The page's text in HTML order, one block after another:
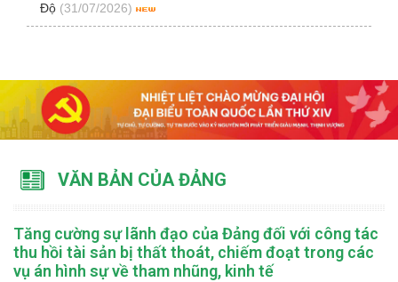
Độ (31/07/2026)
VĂN BẢN CỦA ĐẢNG
Tăng cường sự lãnh đạo của Đảng đối với công tác
thu hồi tài sản bị thất thoát, chiếm đoạt trong các
vụ án hình sự về tham nhũng, kinh tế